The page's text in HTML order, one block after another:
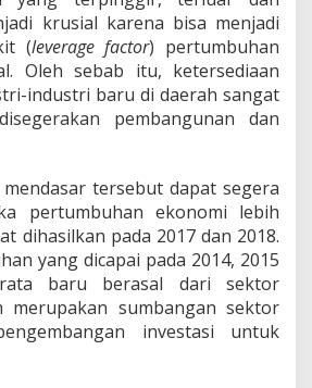
krusial karena bisa menjadi
(leverage factor) pertumbuhan
Oleh sebab itu, ketersediaan
industri baru di daerah sangat
pembangunan dan
tersebut dapat segera
pertumbuhan ekonomi lebih
dihasilkan pada 2017 dan 2018.
yang dicapai pada 2014, 2015
baru berasal dari sektor
merupakan sumbangan sektor
investasi untuk